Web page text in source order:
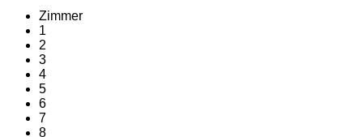
Zimmer
1
2
3
4
5
6
7
8